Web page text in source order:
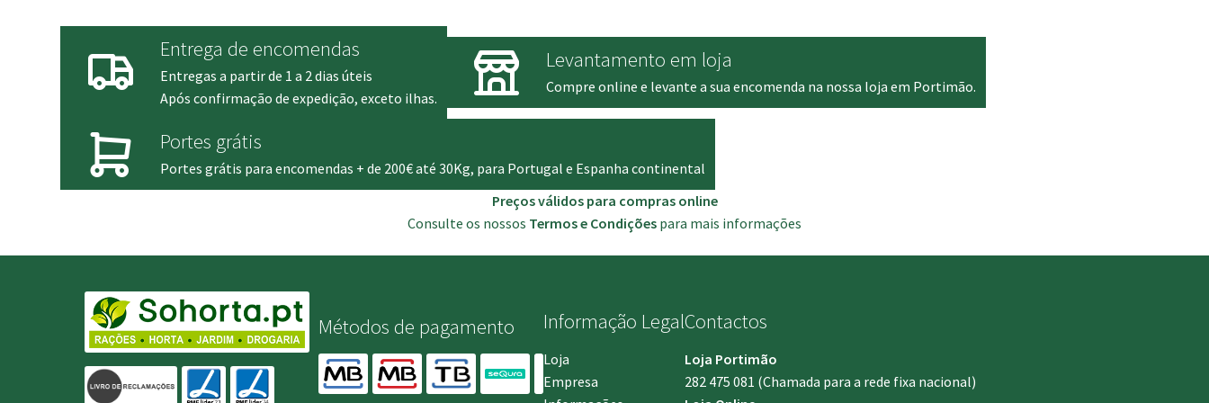
Entrega de encomendas
Entregas a partir de 1 a 2 dias úteis
Após confirmação de expedição, exceto ilhas.
Levantamento em loja
Compre online e levante a sua encomenda na nossa loja em Portimão.
Portes grátis
Portes grátis para encomendas + de 200€ até 30Kg, para Portugal e Espanha continental
Preços válidos para compras online
Consulte os nossos Termos e Condições para mais informações
Métodos de pagamento Informação Legal
Loja
Empresa
Contactos
Loja Portimão
282 475 081 (Chamada para a rede fixa nacional)